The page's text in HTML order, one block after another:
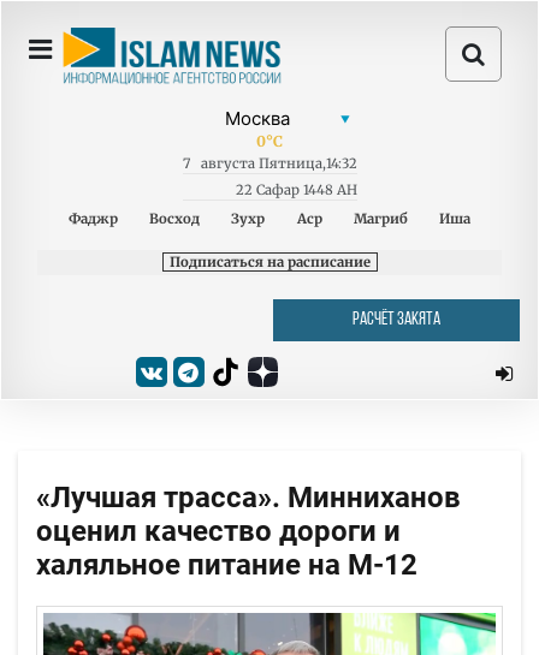
0°C
7 августа Пятница,14:32
22 Сафар 1448 AH
Фаджр
Восход Зухр Аср Магриб Иша
Подписаться на расписание
РАСЧЁТ ЗАКЯТА
«Лучшая трасса». Минниханов
оценил качество дороги и
халяльное питание на М-12